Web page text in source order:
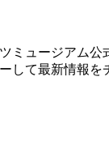
ミュージアム公
して最新情報を